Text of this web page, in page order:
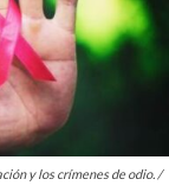
y los crímenes de odio. /